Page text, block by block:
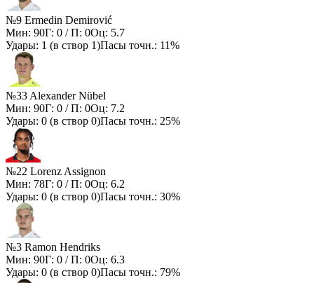
№9 Ermedin Demirović
Мин: 90Г: 0 / П: 0Оц: 5.7
Удары: 1 (в створ 1)Пасы точн.: 11%
№33 Alexander Nübel
Мин: 90Г: 0 / П: 0Оц: 7.2
Удары: 0 (в створ 0)Пасы точн.: 25%
№22 Lorenz Assignon
Мин: 78Г: 0 / П: 0Оц: 6.2
Удары: 0 (в створ 0)Пасы точн.: 30%
№3 Ramon Hendriks
Мин: 90Г: 0 / П: 0Оц: 6.3
Удары: 0 (в створ 0)Пасы точн.: 79%